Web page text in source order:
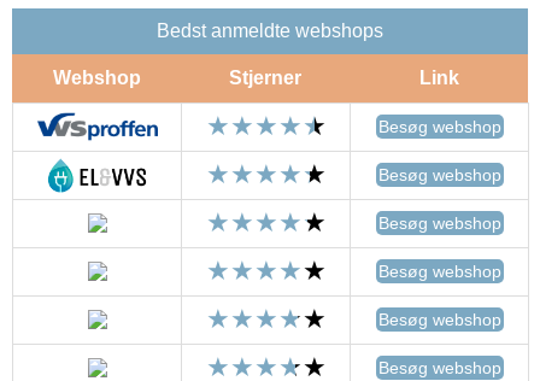
Bedst anmeldte webshops
Webshop Stjerner Link
Besøg webshop
Besøg webshop
Besøg webshop
Besøg webshop
Besøg webshop
Besøg webshop